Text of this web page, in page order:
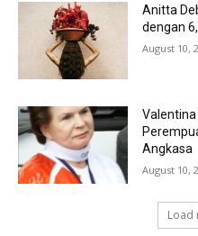
Anitta
dengan
August 10,
Angkasa
August 10,
Load